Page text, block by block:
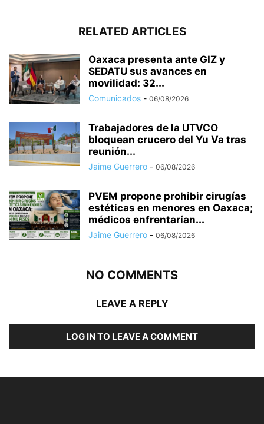
RELATED ARTICLES
Oaxaca presenta ante GIZ y
SEDATU sus avances en
movilidad: 32...
Comunicados - 06/08/2026
Trabajadores de la UTVCO
bloquean crucero del Yu Va tras
reunión...
Jaime Guerrero - 06/08/2026
PVEM propone prohibir cirugías
estéticas en menores en Oaxaca;
médicos enfrentarían...
Jaime Guerrero - 06/08/2026
NO COMMENTS
LEAVE A REPLY
LOG IN TO LEAVE A COMMENT